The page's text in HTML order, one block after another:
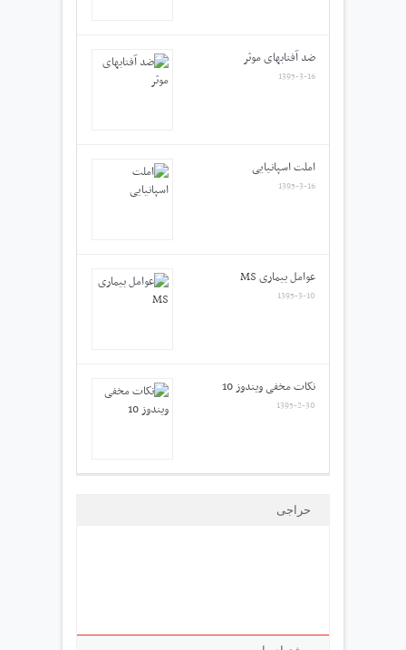
ضد آفتابهای موثر
1395-3-16
املت اسپانیایی
1395-3-16
عوامل بیماری MS
1395-3-10
نکات مخفی ویندوز 10
1395-2-30
حراجی